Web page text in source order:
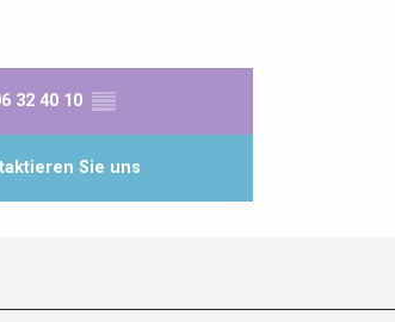
32 40 10 ▒▒
Sie uns